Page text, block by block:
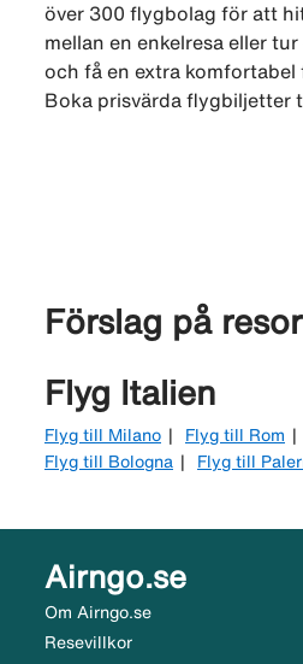
över 300 flygbolag för att
mellan en enkelresa eller
och få en extra
Boka prisvärda flygbiljetter
Förslag på
Flyg Italien
Flyg till Milano Flyg till Rom
Flyg till Bologna
Flyg till
Airngo.se
Om Airngo.se
Resevillkor